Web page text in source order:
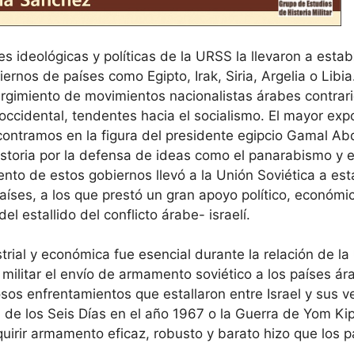
ideológicas y políticas de la URSS la llevaron a
de países como Egipto, Irak, Siria, Argelia o
de movimientos nacionalistas árabes
tendentes hacia el socialismo. El mayor
en la figura del presidente egipcio Gamal
por la defensa de ideas como el panarabismo y
de estos gobiernos llevó a la Unión Soviética a
a los que prestó un gran apoyo político,
estallido del conflicto árabe- israelí.
y económica fue esencial durante la relación de la
el envío de armamento soviético a los países
enfrentamientos que estallaron entre Israel y sus
los Seis Días en el año 1967 o la Guerra de Yom
armamento eficaz, robusto y barato hizo que los